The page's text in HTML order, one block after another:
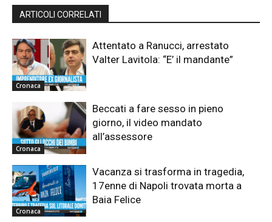
ARTICOLI CORRELATI
Cronaca
Attentato a Ranucci, arrestato
Valter Lavitola: “E’ il mandante”
Cronaca
Beccati a fare sesso in pieno
giorno, il video mandato
all’assessore
Cronaca
Vacanza si trasforma in tragedia,
17enne di Napoli trovata morta a
Baia Felice